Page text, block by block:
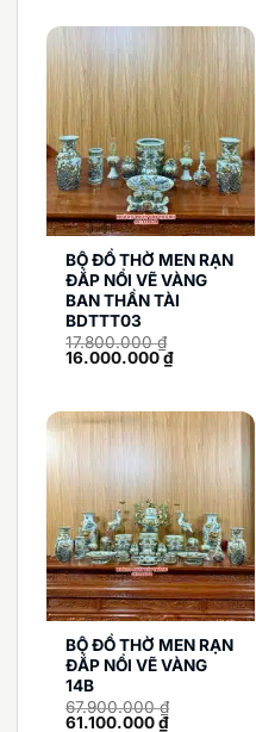
BỘ ĐỒ THỜ MEN RẠN
ĐẮP NỔI VẼ VÀNG
BAN THẦN TÀI
BDTTT03
17.800.000₫
Giá
16.000.000₫Giá
BỘ ĐỒ THỜ MEN RẠN
ĐẮP NỔI VẼ VÀNG
14B
67.900.000₫
Giá
61.100.000₫Giá